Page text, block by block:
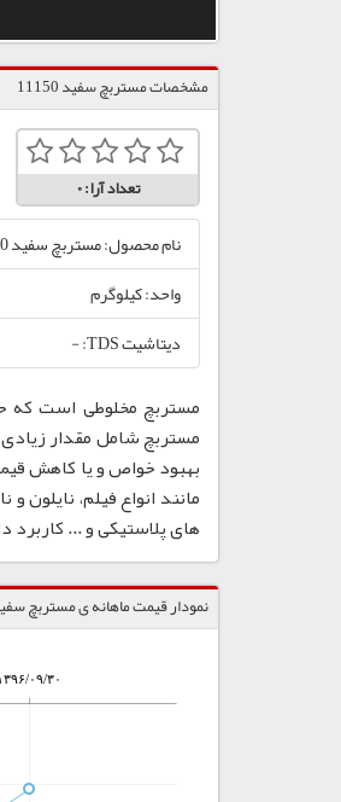
مشخصات مستربچ سفید 11150
تعداد آرا:0
نام محصول: مستربچ سفید 11150
واحد: کیلوگرم
دیتاشیت TDS: -
مستربچ مخلوطی است که
مستربچ شامل مقدار
بهبود خواص و یا کاهش
های پلاستیکی و ... کاربرد
نمودار قیمت ماهانه ی مستربچ سفید 11150 /
۱۳۹۶/۰۹/